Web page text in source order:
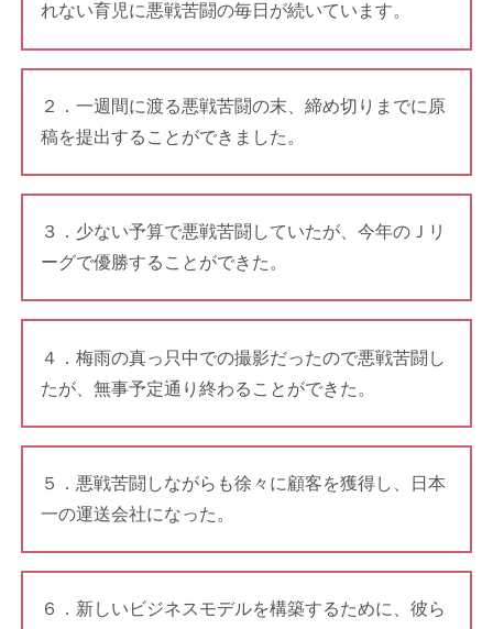
れない育児に悪戦苦闘の毎日が続いています。
２．一週間に渡る悪戦苦闘の末、締め切りまでに原
稿を提出することができました。
３．少ない予算で悪戦苦闘していたが、今年のＪリ
ーグで優勝することができた。
４．梅雨の真っ只中での撮影だったので悪戦苦闘し
たが、無事予定通り終わることができた。
５．悪戦苦闘しながらも徐々に顧客を獲得し、日本
一の運送会社になった。
６．新しいビジネスモデルを構築するために、彼ら